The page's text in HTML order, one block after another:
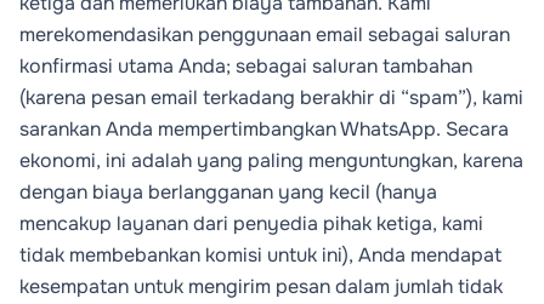
merekomendasikan penggunaan email sebagai saluran
konfirmasi utama Anda; sebagai saluran tambahan
(karena pesan email terkadang berakhir di “spam”), kami
sarankan Anda mempertimbangkan WhatsApp. Secara
ekonomi, ini adalah yang paling menguntungkan, karena
dengan biaya berlangganan yang kecil (hanya
mencakup layanan dari penyedia pihak ketiga, kami
tidak membebankan komisi untuk ini), Anda mendapat
kesempatan untuk mengirim pesan dalam jumlah tidak